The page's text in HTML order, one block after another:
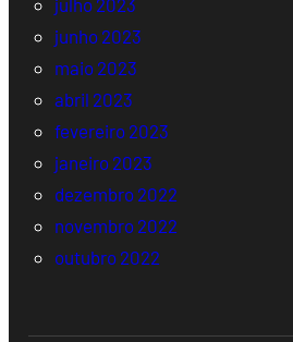
junho 2023
maio 2023
abril 2023
fevereiro 2023
janeiro 2023
dezembro 2022
novembro 2022
outubro 2022